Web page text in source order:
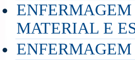
MATERIAL E